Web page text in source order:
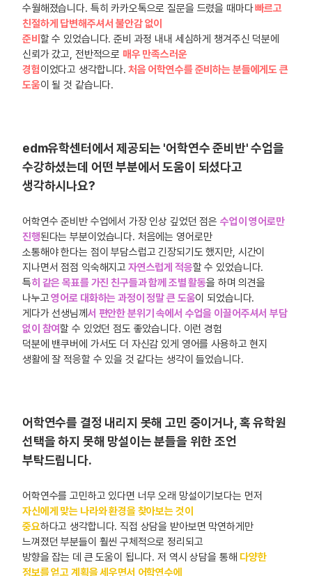
수월해졌습니다. 특히 카카오톡으로 질문을 드렸을 때마다빠르고
친절하게 답변해주셔서 불안감 없이
준비 할 수 있었습니다. 준비 과정 내내 세심하게 챙겨주신 덕분에
신뢰가 갔고, 전반적으로 매우 만족스러운
경험이었다고 생각합니다. 처음 어학연수를 준비하는 분들에게도 큰
도움이 될 것 같습니다.
edm유학센터에서 제공되는 '어학연수 준비반' 수업을
수강하셨는데 어떤 부분에서 도움이 되셨다고
생각하시나요?
어학연수 준비반 수업에서 가장 인상 깊었던 점은 수업이 영어로만
진행된다는 부분이었습니다. 처음에는 영어로만
소통해야 한다는 점이 부담스럽고 긴장되기도 했지만, 시간이
지나면서 점점 익숙해지고 자연스럽게 적응할 수 있었습니다.
특히 같은 목표를 가진 친구들과 함께 조별 활동을 하며 의견을
나누고영어로 대화하는 과정이 정말 큰 도움이 되었습니다.
게다가 선생님께 서 편안한 분위기 속에서 수업을 이끌어주셔서 부담
없이 참여할 수 있었던 점도 좋았습니다. 이런 경험
덕분에 밴쿠버에 가서도 더 자신감 있게 영어를 사용하고 현지
생활에 잘 적응할 수 있을 것 같다는 생각이 들었습니다.
어학연수를 결정 내리지 못해 고민 중이거나, 혹 유학원
선택을 하지 못해 망설이는 분들을 위한 조언
부탁드립니다.
어학연수를 고민하고 있다면 너무 오래 망설이기보다는 먼저
자신에게 맞는 나라와 환경을 찾아보는 것이
중요하다고 생각합니다. 직접 상담을 받아보면 막연하게만
느껴졌던 부분들이 훨씬 구체적으로 정리되고
방향을 잡는 데 큰 도움이 됩니다. 저 역시 상담을 통해 다양한
정보를 얻고 계획을 세우면서 어학연수에